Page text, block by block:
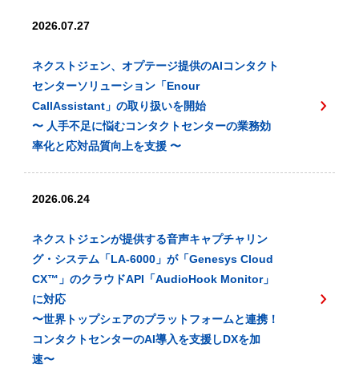
2026.07.27
ネクストジェン、オプテージ提供のAIコンタクト
センターソリューション「Enour
CallAssistant」の取り扱いを開始
〜 人手不足に悩むコンタクトセンターの業務効
率化と応対品質向上を支援 〜
2026.06.24
ネクストジェンが提供する音声キャプチャリン
グ・システム「LA-6000」が「Genesys Cloud
CX™️」のクラウドAPI「AudioHook Monitor」
に対応
〜世界トップシェアのプラットフォームと連携！
コンタクトセンターのAI導入を支援しDXを加
速〜